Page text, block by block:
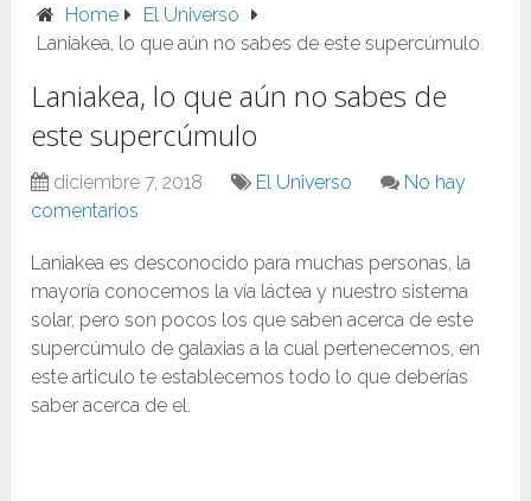
Home
El Universo
Laniakea, lo que aún no sabes de este supercúmulo
Laniakea, lo que aún no sabes de
este supercúmulo
diciembre 7, 2018 El Universo
No hay
comentarios
Laniakea es desconocido para muchas personas, la
mayoría conocemos la vía láctea y nuestro sistema
solar, pero son pocos los que saben acerca de este
supercúmulo de galaxias a la cual pertenecemos, en
este articulo te establecemos todo lo que deberías
saber acerca de el.